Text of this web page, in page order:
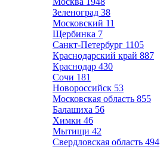
Зеленоград 38
Московский 11
Щербинка 7
Санкт-Петербург 1105
Краснодарский край 887
Краснодар 430
Сочи 181
Новороссийск 53
Московская область 855
Балашиха 56
Химки 46
Мытищи 42
Свердловская область 494